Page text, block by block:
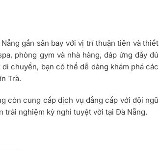
gần sân bay với vị trí thuận tiện và thiết
phòng gym và nhà hàng, đáp ứng đầy đủ
chuyển, bạn có thể dễ dàng khám phá các
Trà.
còn cung cấp dịch vụ đẳng cấp với đội ngũ
trải nghiệm kỳ nghỉ tuyệt vời tại Đà Nẵng.